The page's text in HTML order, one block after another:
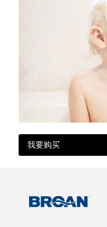
我要购买